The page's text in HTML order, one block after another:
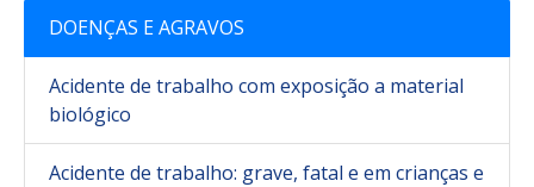
DOENÇAS E AGRAVOS
Acidente de trabalho com exposição a material
biológico
Acidente de trabalho: grave, fatal e em crianças e